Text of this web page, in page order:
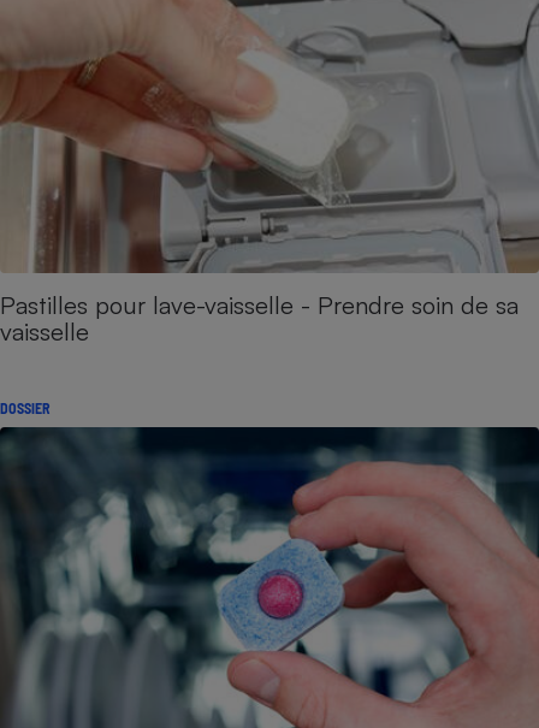
Pastilles pour lave-vaisselle - Prendre soin de sa
vaisselle
DOSSIER